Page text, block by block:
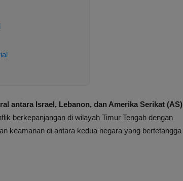
antara Israel, Lebanon, dan Amerika Serikat (AS)
berkepanjangan di wilayah Timur Tengah dengan
keamanan di antara kedua negara yang bertetangga